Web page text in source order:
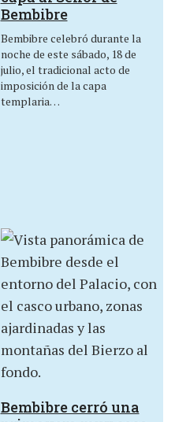
Bembibre
Bembibre celebró durante la
noche de este sábado, 18 de
julio, el tradicional acto de
imposición de la capa
templaria…
Bembibre cerró una